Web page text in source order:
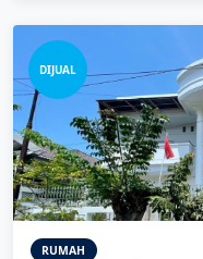
DIJUAL
RUMAH